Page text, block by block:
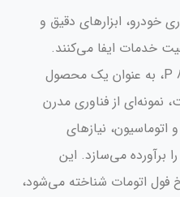
خودرو، ابزارهای دقیق و
خدمات ایفا می‌کنند.
بالانس دیجیتالی مدل P 860 LCD، به عنوان یک محصول
نمونه‌ای از فناوری مدرن
اتوماسیون، نیازهای
برآورده می‌سازد. این
فول اتومات شناخته می‌شود،